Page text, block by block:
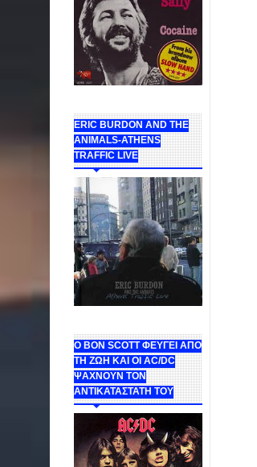
ERIC BURDON AND THE
ANIMALS-ATHENS
TRAFFIC LIVE
Ο BON SCOTT ΦΕΥΓΕΙ ΑΠΟ
ΤΗ ΖΩΗ ΚΑΙ ΟΙ AC/DC
ΨΑΧΝΟΥΝ ΤΟΝ
ΑΝΤΙΚΑΤΑΣΤΑΤΗ ΤΟΥ